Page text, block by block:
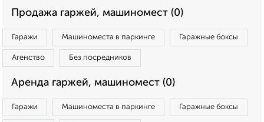
Продажа гаржей, машиномест (0)
Гаражи Машиноместа в паркинге Гаражные боксы
Агенство Без посредников
Аренда гаржей, машиномест (0)
Гаражи Машиноместа в паркинге Гаражные боксы